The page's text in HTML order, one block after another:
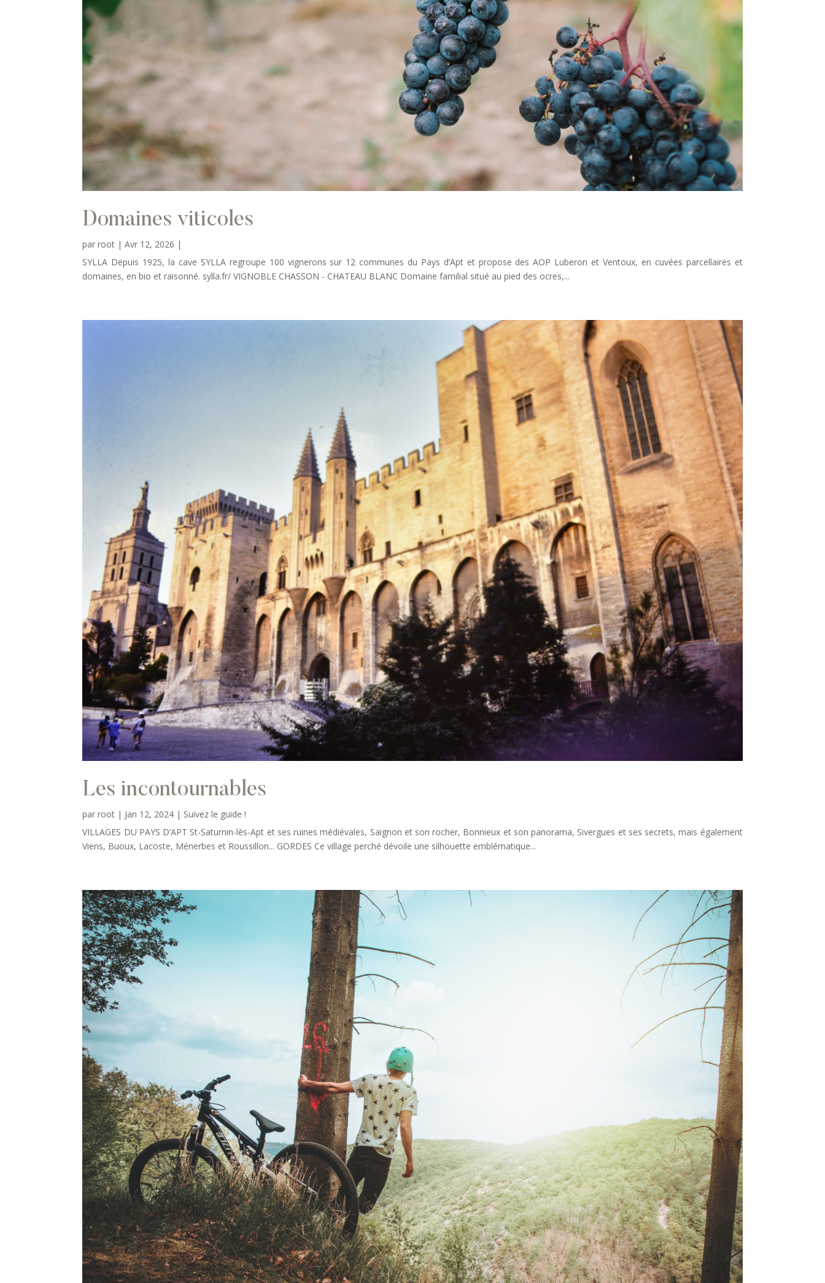
Domaines viticoles
parroot |Avr 12, 2026 |
SYLLA Depuis 1925, la cave SYLLA regroupe 100 vignerons sur 12 communes du Pays d’Apt et propose des AOP Luberon et Ventoux, en cuvées parcellaires et
domaines, en bio et raisonné. sylla.fr/ VIGNOBLE CHASSON - CHATEAU BLANC Domaine familial situé au pied des ocres,...
Les incontournables
parroot | Jan 12, 2024 | Suivez le guide !
VILLAGES DU PAYS D’APT St-Saturnin-lès-Apt et ses ruines médiévales, Saignon et son rocher, Bonnieux et son panorama, Sivergues et ses secrets, mais également
Viens, Buoux, Lacoste, Ménerbes et Roussillon... GORDES Ce village perché dévoile une silhouette emblématique...